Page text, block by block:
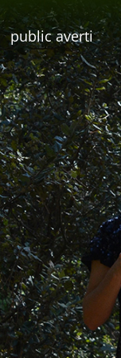
public averti